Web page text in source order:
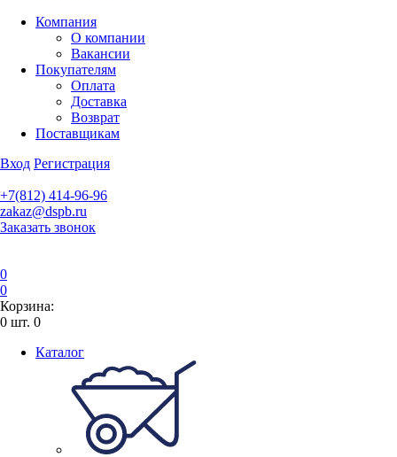
Компания
О компании
Вакансии
Покупателям
Оплата
Доставка
Возврат
Поставщикам
Вход Регистрация
+7(812) 414-96-96
zakaz@dspb.ru
Заказать звонок
0
0
Корзина:
0 шт. 0
Каталог